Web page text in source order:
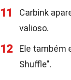
11 Carbink
valioso.
12
Ele também
Shuffle".